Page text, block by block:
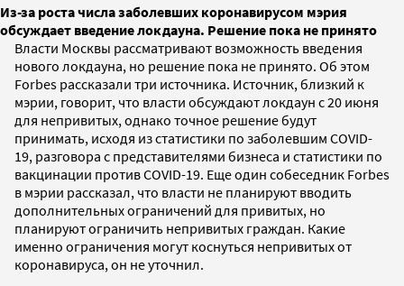
Из-за роста числа заболевших коронавирусом мэрия
обсуждает введение локдауна. Решение пока не принято
Власти Москвы рассматривают возможность введения
нового локдауна, но решение пока не принято. Об этом
Forbes рассказали три источника. Источник, близкий к
мэрии, говорит, что власти обсуждают локдаун с 20 июня
для непривитых, однако точное решение будут
принимать, исходя из статистики по заболевшим COVID-
19, разговора с представителями бизнеса и статистики по
вакцинации против COVID-19. Еще один собеседник Forbes
в мэрии рассказал, что власти не планируют вводить
дополнительных ограничений для привитых, но
планируют ограничить непривитых граждан. Какие
именно ограничения могут коснуться непривитых от
коронавируса, он не уточнил.